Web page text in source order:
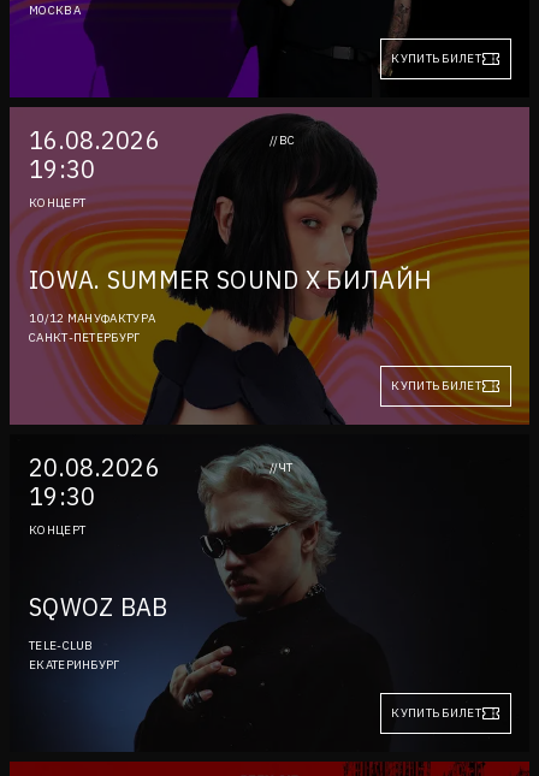
МОСКВА
КУПИТЬ БИЛЕТ
16.08.2026
19:30
//ВС
КОНЦЕРТ
IOWA. SUMMER SOUND X БИЛАЙН
10/12 МАНУФАКТУРА
САНКТ-ПЕТЕРБУРГ
КУПИТЬ БИЛЕТ
20.08.2026
19:30
//ЧТ
КОНЦЕРТ
SQWOZ BAB
TELE-CLUB
ЕКАТЕРИНБУРГ
КУПИТЬ БИЛЕТ